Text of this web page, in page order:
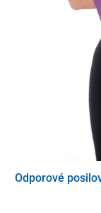
údajů. Najdete na
vzdálenost,
Náročnost cvičení
Odporové